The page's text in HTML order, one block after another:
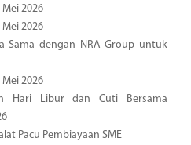
2026
2026
Sama dengan NRA Group untuk
2026
Hari Libur dan Cuti Bersama
Pacu Pembiayaan SME